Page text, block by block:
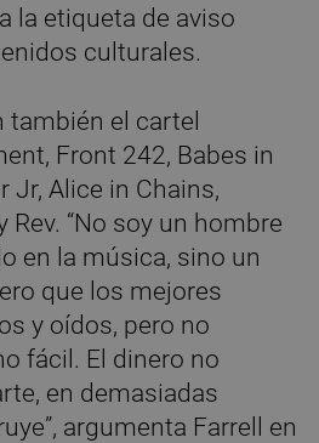
la etiqueta de aviso
culturales.
también el cartel
Front 242, Babes in
Jr, Alice in Chains,
Rev. “No soy un hombre
en la música, sino un
que los mejores
y oídos, pero no
fácil. El dinero no
en demasiadas
argumenta Farrell en